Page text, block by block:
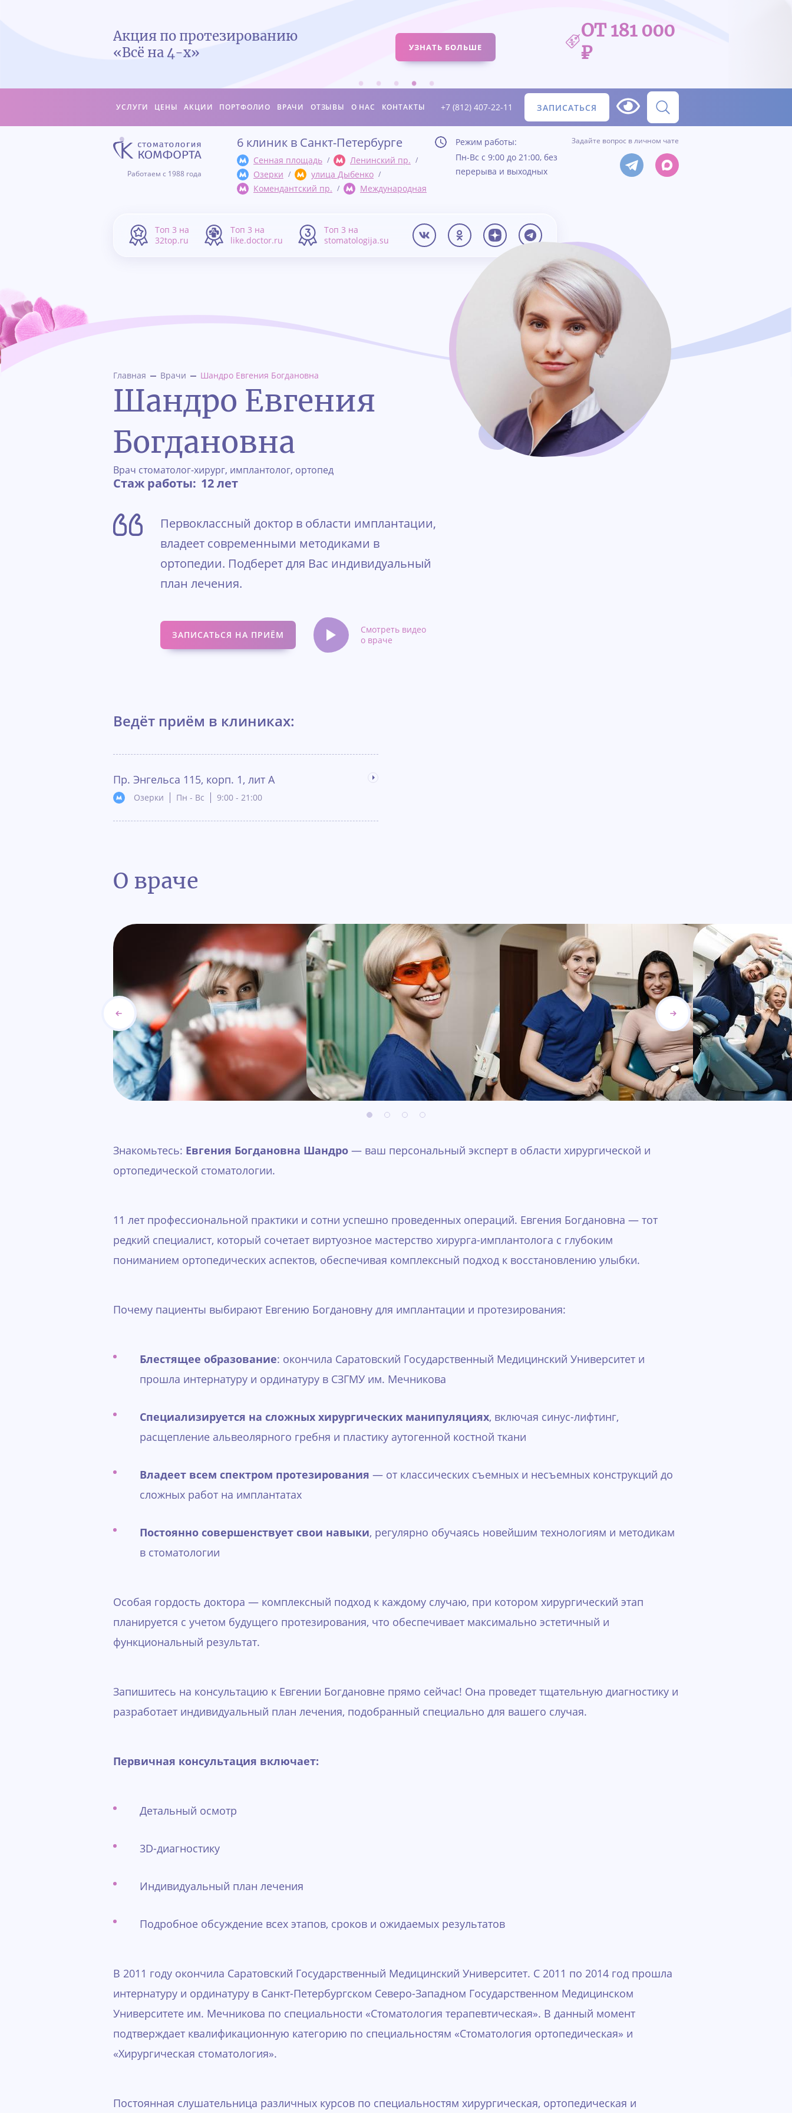
Акция по протезированию
«Всё на 4-х»
УЗНАТЬ БОЛЬШЕ
ОТ 181 000
₽
+7 (812) 407-22-11 ЗАПИСАТЬСЯ
УСЛУГИ ЦЕНЫ АКЦИИ ПОРТФОЛИО ВРАЧИ ОТЗЫВЫ О НАС КОНТАКТЫ
Работаем с 1988 года
6 клиник в Санкт-Петербурге
Сенная площадь
Ленинский пр.
Озерки
улица Дыбенко
Комендантский пр.
Международная
Режим работы:
Пн-Вс с 9:00 до 21:00, без
перерыва и выходных
Задайте вопрос в личном чате
Топ 3 на
32top.ru
Топ 3 на
like.doctor.ru
Топ 3 на
stomatologija.su
Главная Врачи Шандро Евгения Богдановна
Шандро Евгения
Богдановна
Врач стоматолог-хирург, имплантолог, ортопед
Стаж работы: 12 лет
Первоклассный доктор в области имплантации,
владеет современными методиками в
ортопедии. Подберет для Вас индивидуальный
план лечения.
ЗАПИСАТЬСЯ НА ПРИЁМ
Смотреть видео
о враче
Ведёт приём в клиниках:
Пр. Энгельса 115, корп. 1, лит А
Озерки Пн - Вс 9:00 - 21:00
Далее
О враче
Знакомьтесь: Евгения Богдановна Шандро — ваш персональный эксперт в области хирургической и
ортопедической стоматологии.
11 лет профессиональной практики и сотни успешно проведенных операций. Евгения Богдановна — тот
редкий специалист, который сочетает виртуозное мастерство хирурга-имплантолога с глубоким
пониманием ортопедических аспектов, обеспечивая комплексный подход к восстановлению улыбки.
Почему пациенты выбирают Евгению Богдановну для имплантации и протезирования:
Блестящее образование: окончила Саратовский Государственный Медицинский Университет и
прошла интернатуру и ординатуру в СЗГМУ им. Мечникова
Специализируется на сложных хирургических манипуляциях, включая синус-лифтинг,
расщепление альвеолярного гребня и пластику аутогенной костной ткани
Владеет всем спектром протезирования — от классических съемных и несъемных конструкций до
сложных работ на имплантатах
Постоянно совершенствует свои навыки, регулярно обучаясь новейшим технологиям и методикам
в стоматологии
Особая гордость доктора — комплексный подход к каждому случаю, при котором хирургический этап
планируется с учетом будущего протезирования, что обеспечивает максимально эстетичный и
функциональный результат.
Запишитесь на консультацию к Евгении Богдановне прямо сейчас! Она проведет тщательную диагностику и
разработает индивидуальный план лечения, подобранный специально для вашего случая.
Первичная консультация включает:
Детальный осмотр
3D-диагностику
Индивидуальный план лечения
Подробное обсуждение всех этапов, сроков и ожидаемых результатов
В 2011 году окончила Саратовский Государственный Медицинский Университет. С 2011 по 2014 год прошла
интернатуру и ординатуру в Санкт-Петербургском Северо-Западном Государственном Медицинском
Университете им. Мечникова по специальности «Стоматология терапевтическая». В данный момент
подтверждает квалификационную категорию по специальностям «Стоматология ортопедическая» и
«Хирургическая стоматология».
Постоянная слушательница различных курсов по специальностям хирургическая, ортопедическая и